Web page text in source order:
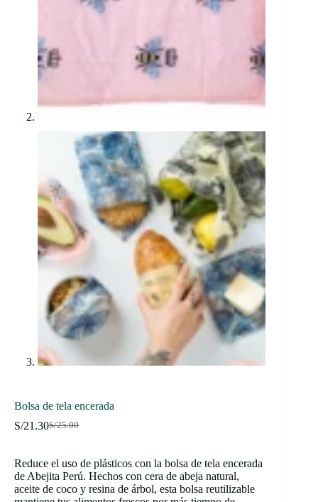
Bolsa de tela encerada
S/25.00
El
era:
S/25.00.
S/21.30El
es:
S/21.30.
Reduce el uso de plásticos con la bolsa de tela encerada
de Abejita Perú. Hechos con cera de abeja natural,
aceite de coco y resina de árbol, esta bolsa reutilizable